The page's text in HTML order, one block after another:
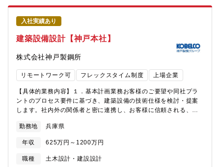
入社実績あり
建築設備設計【神戸本社】
株式会社神戸製鋼所
リモートワーク可 フレックスタイム制度 上場企業
【具体的業務内容】１．基本計画業務お客様のご要望や同社プラ
ントのプロセス要件に基づき、建築設備の技術仕様を検討・提案
します。社内外の関係者と密に連携し、お客様に信頼される、魅
提出された見積を精査し、競争力のある工事費を算出します。リ
スクを事前に見極めて、最適なコストを提案します。チームで協
力して、プロジェクトを受注に導く役割を担います。３．設計監
理業務契約図書に基づき、設計条件を整理し、設計計画書を作成
勤務地 兵庫県
年収 625万円～1200万円
職種
土木設計・建設設計